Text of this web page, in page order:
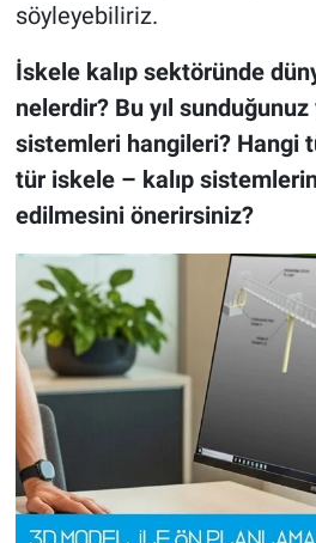
söyleyebiliriz.
İskele kalıp sektöründe
nelerdir? Bu yıl
sistemleri hangileri? Hangi
tür iskele – kalıp
edilmesini önerirsiniz?